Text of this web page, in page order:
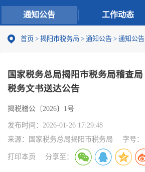
通知公告 工作动态
首页 > 揭阳市税务局 > 通知公告 > 通知公告
国家税务总局揭阳市税务局稽查局
税务文书送达公告
揭税稽公〔2026〕1号
发布时间： 2026-01-26 17:29:48
来源：
国家税务总局揭阳市税务局 字号：
打印本页 分享至：